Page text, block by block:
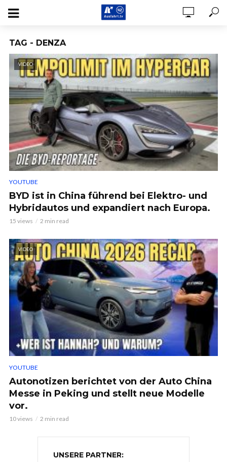
TAG - DENZA
VIDEO
YOUTUBE
BYD ist in China führend bei Elektro- und
Hybridautos und expandiert nach Europa.
15 views 2 min read
VIDEO
YOUTUBE
Autonotizen berichtet von der Auto China
Messe in Peking und stellt neue Modelle
vor.
10 views 2 min read
UNSERE PARTNER: